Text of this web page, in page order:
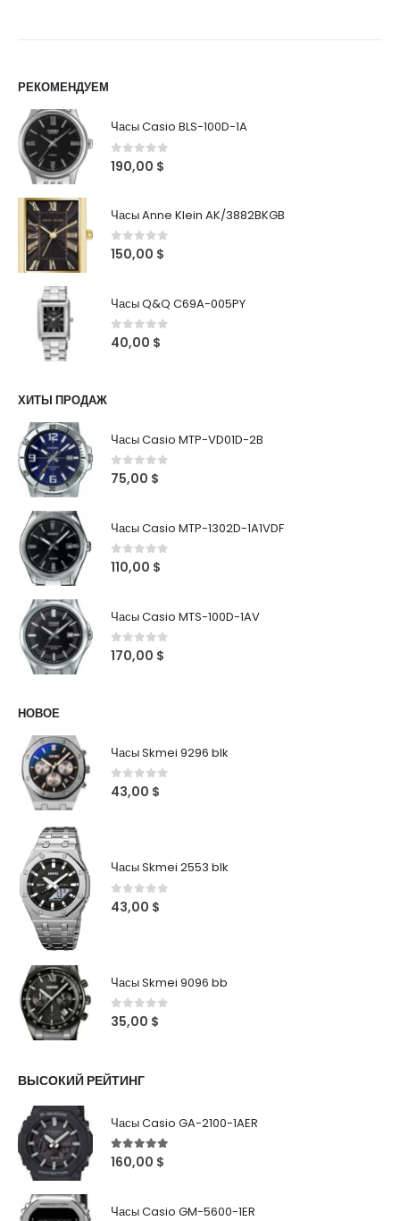
РЕКОМЕНДУЕМ
Часы Casio BLS-100D-1A
0out of 5
190,00 $
Часы Anne Klein AK/3882BKGB
0out of 5
150,00 $
Часы Q&Q C69A-005PY
0 out of 5
40,00 $
ХИТЫ ПРОДАЖ
Часы Casio MTP-VD01D-2B
0out of 5
75,00 $
Часы Casio MTP-1302D-1A1VDF
0out of 5
110,00 $
Часы Casio MTS-100D-1AV
0out of 5
170,00 $
НОВОЕ
Часы Skmei 9296 blk
0 out of 5
43,00 $
Часы Skmei 2553 blk
0 out of 5
43,00 $
Часы Skmei 9096 bb
0out of 5
35,00 $
ВЫСОКИЙ РЕЙТИНГ
Часы Casio GA-2100-1AER
5out of 5
160,00 $
Часы Casio GM-5600-1ER